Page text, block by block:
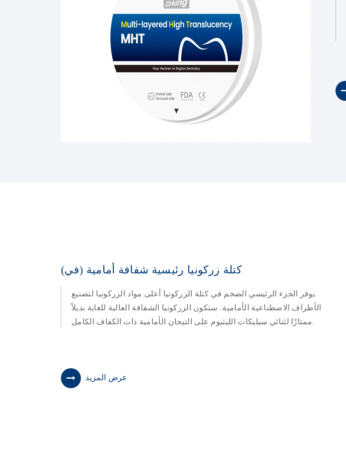
كتلة زركونيا رئيسية شفافة أمامية (في)
يوفر الجزء الرئيسي الضخم في كتلة الزركونيا أعلى مواد الزركونيا لتصنيع
الأطراف الاصطناعية الأمامية. ستكون الزركونيا الشفافة العالية للغاية بديلاً
ممتازًا لثنائي سيليكات الليثيوم على التيجان الأمامية ذات الكفاف الكامل.
عرض المزيد